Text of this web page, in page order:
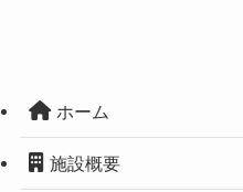
ホーム
施設概要